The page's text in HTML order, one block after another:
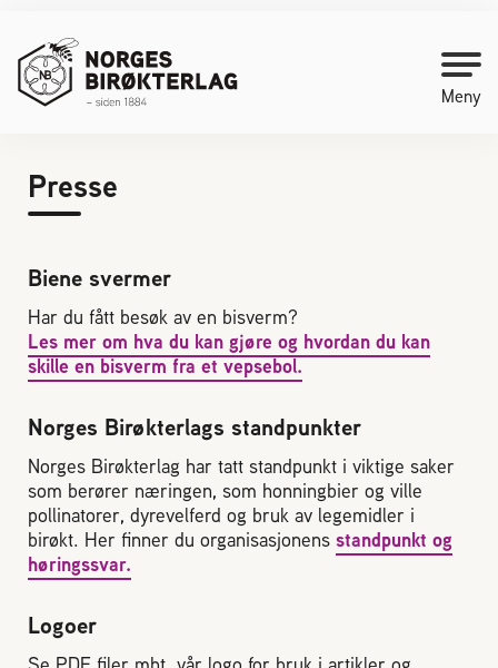
Meny
Kontakt oss
Bli medlem
Starte med birøkt
Biene svermer
Reaksjon på bistikk
Presse
Biene svermer
Har du fått besøk av en bisverm?
Les mer om hva du kan gjøre og hvordan du kan
skille en bisverm fra et vepsebol.
Norges Birøkterlags standpunkter
Norges Birøkterlag har tatt standpunkt i viktige saker
som berører næringen, som honningbier og ville
pollinatorer, dyrevelferd og bruk av legemidler i
birøkt. Her finner du organisasjonens standpunkt og
høringssvar.
Logoer